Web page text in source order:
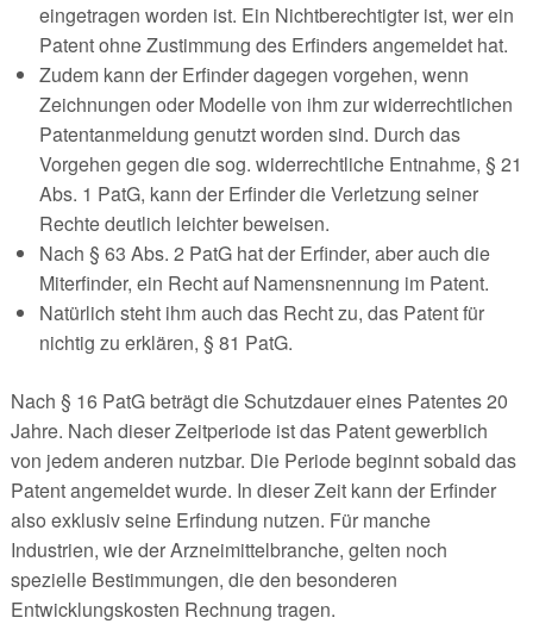
eingetragen worden ist. Ein Nichtberechtigter ist, wer ein
Patent ohne Zustimmung des Erfinders angemeldet hat.
Zudem kann der Erfinder dagegen vorgehen, wenn
Zeichnungen oder Modelle von ihm zur widerrechtlichen
Patentanmeldung genutzt worden sind. Durch das
Vorgehen gegen die sog. widerrechtliche Entnahme, § 21
Abs. 1 PatG, kann der Erfinder die Verletzung seiner
Rechte deutlich leichter beweisen.
Nach § 63 Abs. 2 PatG hat der Erfinder, aber auch die
Miterfinder, ein Recht auf Namensnennung im Patent.
Natürlich steht ihm auch das Recht zu, das Patent für
nichtig zu erklären, § 81 PatG.
Nach § 16 PatG beträgt die Schutzdauer eines Patentes 20
Jahre. Nach dieser Zeitperiode ist das Patent gewerblich
von jedem anderen nutzbar. Die Periode beginnt sobald das
Patent angemeldet wurde. In dieser Zeit kann der Erfinder
also exklusiv seine Erfindung nutzen. Für manche
Industrien, wie der Arzneimittelbranche, gelten noch
spezielle Bestimmungen, die den besonderen
Entwicklungskosten Rechnung tragen.